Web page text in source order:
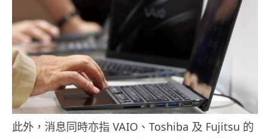
此外，消息同時亦指 VAIO、Toshiba 及 Fujitsu 的